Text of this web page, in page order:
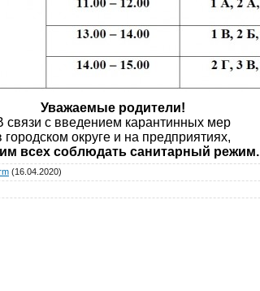
Уважаемые родители!
связи с введением карантинных мер
городском округе и на предприятиях,
всех соблюдать санитарный режим.
(16.04.2020)